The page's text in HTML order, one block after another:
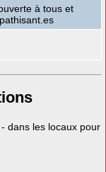
à tous et
dans les locaux pour